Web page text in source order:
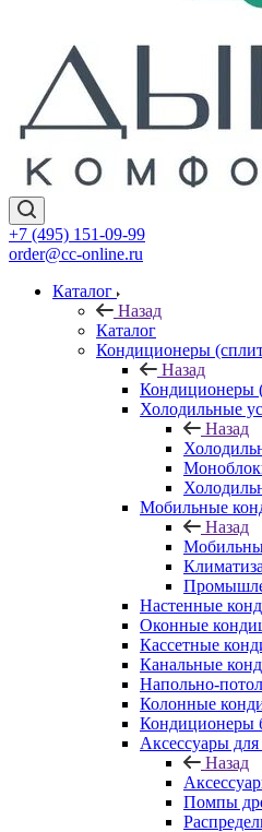
+7 (495) 151-09-99
order@cc-online.ru
Каталог
Назад
Каталог
Кондиционеры
Назад
Кондиционеры
Холодильные
Назад
Мобильные
Назад
Настенные
Оконные
Кассетные
Канальные
Напольно-
Колонные
Кондиционеры
Аксессуары
Назад
Помпы